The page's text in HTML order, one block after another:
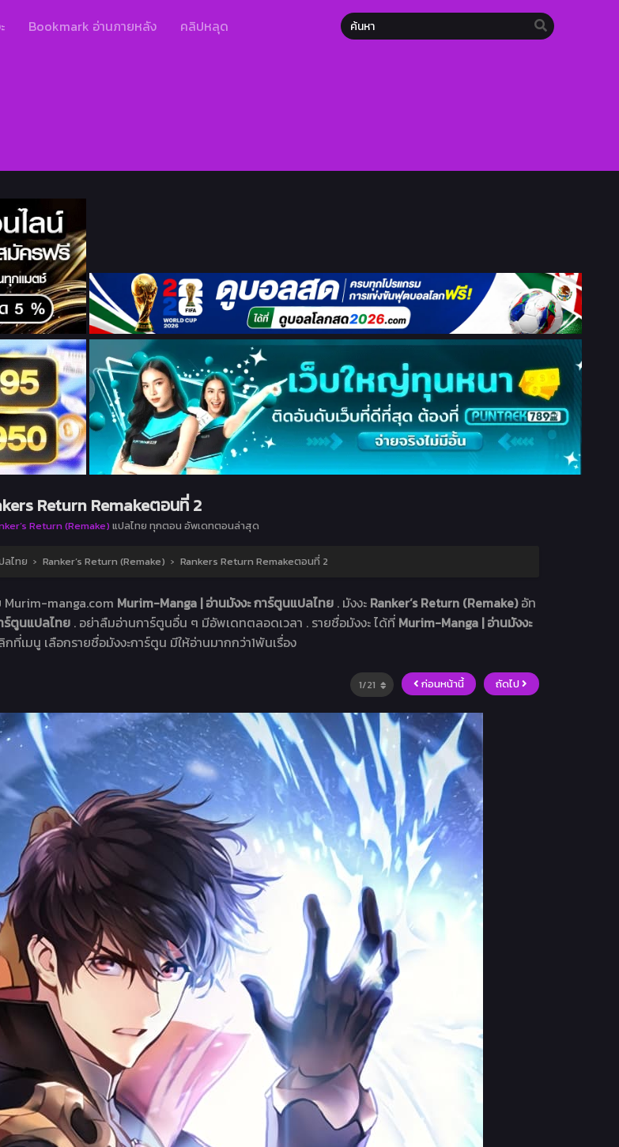
Bookmark อ่านภายหลัง คลิปหลุด
Return Remakeตอนที่ 2
Return (Remake) แปลไทย ทุกตอน อัพเดทตอนล่าสุด
ลไทย › Ranker’s Return (Remake) › Rankers Return Remakeตอนที่ 2
Murim-manga.com Murim-Manga | อ่านมังงะ การ์ตูนแปลไทย . มังงะ Ranker’s Return (Remake)อัท
ร์ตูนแปลไทย . อย่าลืมอ่านการ์ตูนอื่น ๆ มีอัพเดทตลอดเวลา . รายชื่อมังงะ ได้ที่ Murim-Manga | อ่านมังงะ
ที่เมนู เลือกรายชื่อมังงะการ์ตูน มีให้อ่านมากกว่า1พันเรื่อง
ก่อนหน้านี้ ถัดไป